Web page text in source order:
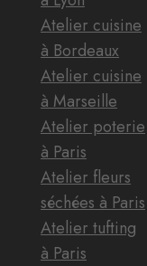
Atelier cuisine
à Bordeaux
Atelier cuisine
à Marseille
Atelier poterie
à Paris
Atelier fleurs
séchées à Paris
Atelier tufting
à Paris